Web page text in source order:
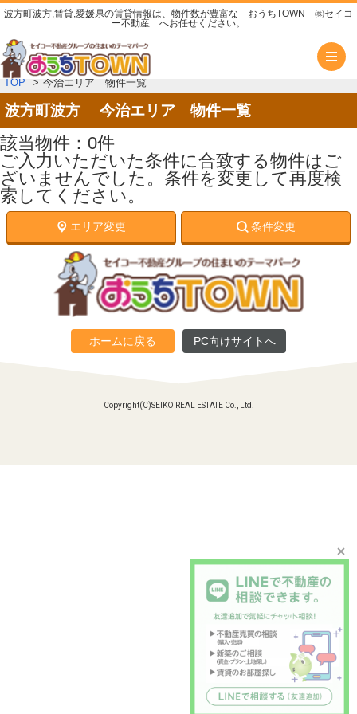
波方町波方,賃貸,愛媛県の賃貸情報は、物件数が豊富な おうちTOWN ㈱セイコ
ー不動産 へお任せください。
TOP 今治エリア 物件一覧
波方町波方 今治エリア 物件一覧
該当物件：0件
ご入力いただいた条件に合致する物件はご
ざいませんでした。条件を変更して再度検
索してください。
エリア変更 条件変更
ホームに戻る PC向けサイトへ
Copyright(C)SEIKO REAL ESTATE Co., Ltd.